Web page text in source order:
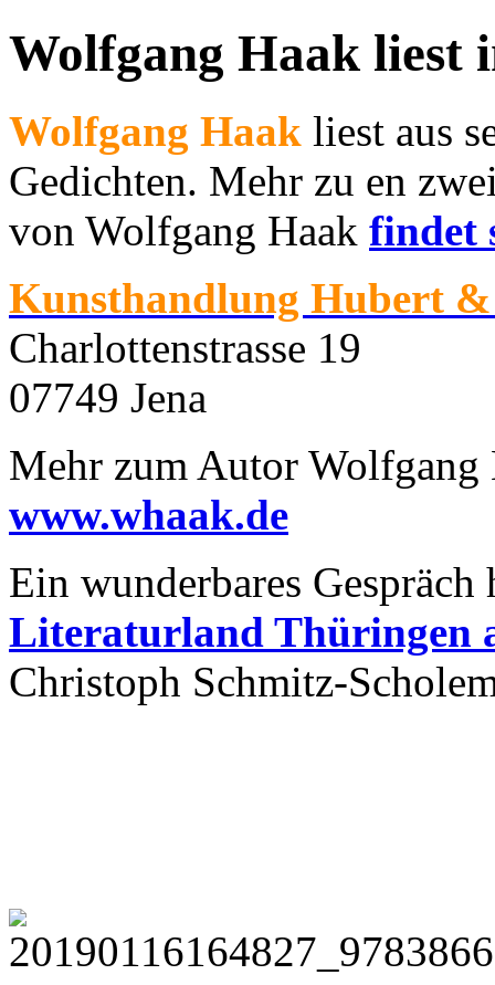
Wolfgang Haak liest
Wolfgang Haak liest aus
Gedichten. Mehr zu en
von Wolfgang Haak findet
Kunsthandlung Hubert
Charlottenstrasse 19
07749 Jena
Mehr zum Autor Wolfgang
www.whaak.de
Ein wunderbares
Literaturland Thüringen
Christoph Schmitz-